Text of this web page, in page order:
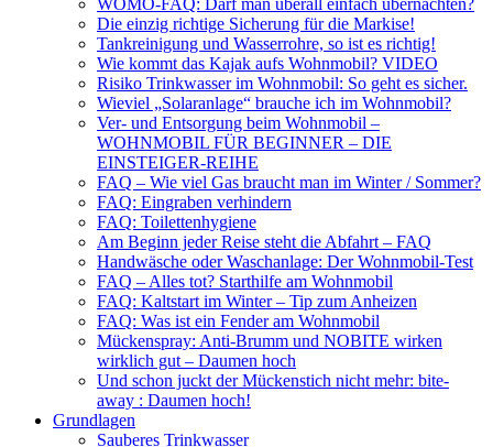
Die einzig richtige Sicherung für die Markise!
Tankreinigung und Wasserrohre, so ist es richtig!
Wie kommt das Kajak aufs Wohnmobil? VIDEO
Risiko Trinkwasser im Wohnmobil: So geht es sicher.
Wieviel „Solaranlage“ brauche ich im Wohnmobil?
Ver- und Entsorgung beim Wohnmobil –
WOHNMOBIL FÜR BEGINNER – DIE
EINSTEIGER-REIHE
FAQ – Wie viel Gas braucht man im Winter / Sommer?
FAQ: Eingraben verhindern
FAQ: Toilettenhygiene
Am Beginn jeder Reise steht die Abfahrt – FAQ
Handwäsche oder Waschanlage: Der Wohnmobil-Test
FAQ – Alles tot? Starthilfe am Wohnmobil
FAQ: Kaltstart im Winter – Tip zum Anheizen
FAQ: Was ist ein Fender am Wohnmobil
Mückenspray: Anti-Brumm und NOBITE wirken
wirklich gut – Daumen hoch
Und schon juckt der Mückenstich nicht mehr: bite-
away : Daumen hoch!
Grundlagen
Sauberes Trinkwasser